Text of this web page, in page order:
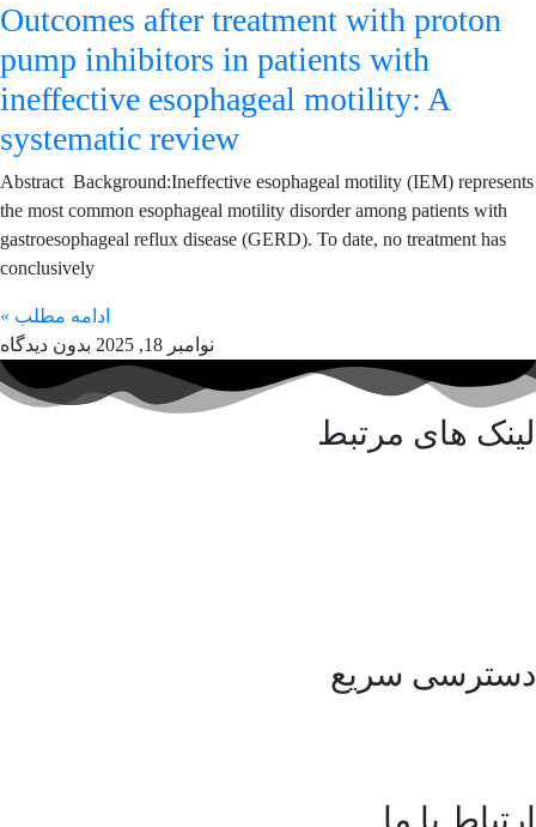
Outcomes after treatment with proton
pump inhibitors in patients with
ineffective esophageal motility: A
systematic review
Abstract Background:Ineffective esophageal motility (IEM) represents
the most common esophageal motility disorder among patients with
gastroesophageal reflux disease (GERD). To date, no treatment has
conclusively
ادامه مطلب »
نوامبر 18, 2025
بدون دیدگاه
لینک های مرتبط
دسترسی سریع
ارتباط با ما